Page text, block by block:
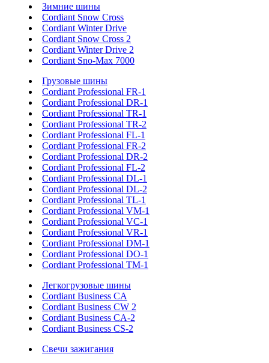
Зимние шины
Cordiant Snow Cross
Cordiant Winter Drive
Cordiant Snow Cross 2
Cordiant Winter Drive 2
Cordiant Sno-Max 7000
Грузовые шины
Cordiant Professional FR-1
Cordiant Professional DR-1
Cordiant Professional TR-1
Cordiant Professional TR-2
Cordiant Professional FL-1
Cordiant Professional FR-2
Cordiant Professional DR-2
Cordiant Professional FL-2
Cordiant Professional DL-1
Cordiant Professional DL-2
Cordiant Professional TL-1
Cordiant Professional VM-1
Cordiant Professional VC-1
Cordiant Professional VR-1
Cordiant Professional DM-1
Cordiant Professional DO-1
Cordiant Professional TM-1
Легкогрузовые шины
Cordiant Business CA
Cordiant Business CW 2
Cordiant Business CA-2
Cordiant Business CS-2
Свечи зажигания